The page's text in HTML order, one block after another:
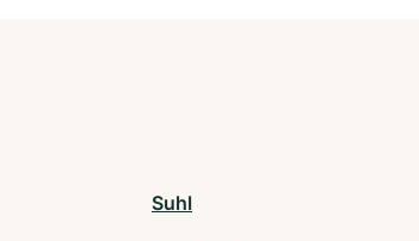
Suhl